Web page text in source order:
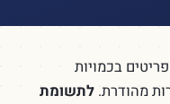
לרשתות שיווק וסיטונאים — מעל 14 פריטים בכמויות
מהודרת.לתשומת